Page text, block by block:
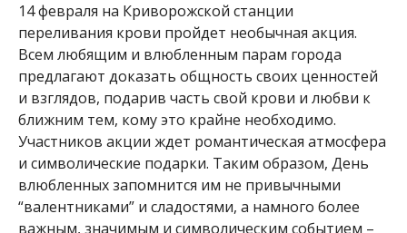
14 февраля на Криворожской станции
переливания крови пройдет необычная акция.
Всем любящим и влюбленным парам города
предлагают доказать общность своих ценностей
и взглядов, подарив часть свой крови и любви к
ближним тем, кому это крайне необходимо.
Участников акции ждет романтическая атмосфера
и символические подарки. Таким образом, День
влюбленных запомнится им не привычными
“валентниками” и сладостями, а намного более
важным, значимым и символическим событием –